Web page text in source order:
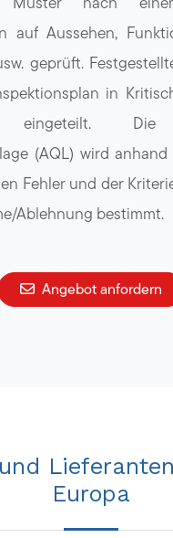
auf Aussehen,
geprüft.
in
eingeteilt. Die
(AQL) wird
Fehler und der
Ablehnung bestimmt.
Angebot anfordern
Europa